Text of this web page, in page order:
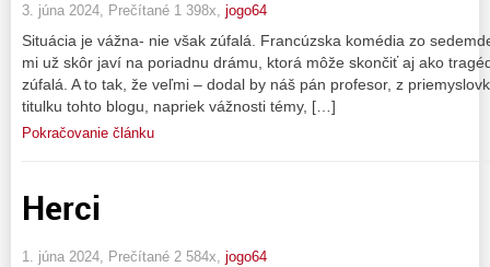
3. júna 2024, Prečítané 1 398x, jogo64
Situácia je vážna- nie však zúfalá. Francúzska komédia zo
mi už skôr javí na poriadnu drámu, ktorá môže skončiť aj ako
zúfalá. A to tak, že veľmi – dodal by náš pán profesor, z
titulku tohto blogu, napriek vážnosti témy, […]
Pokračovanie článku
Herci
1. júna 2024, Prečítané 2 584x, jogo64